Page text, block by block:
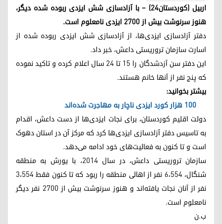
اربیل (کوردستان٢٤) – با آزادسازی شش ایزدی ربوده شده دیگر،
هنوز سرنوشت بیش از ٢٧٠٠ ایزدی نامعلوم است.
دفتر آزادسازی ایزدی‌‌ها، از آزادسازی شش ایزدی ربوده شده از
اسارت سازمان تروریستی داعش، خبر داد.
این دفتر سن آزدشدگان را ١٥ تا ٢٤ سال اعلام کرده و تاکید نموده
که پنج نفر از آنها خانم هستند.
بیشتر بخوانید:
١٠٠ هزار کورد ایزدی ناچار به مهاجرت شده‌اند
دولت اقلیم کوردستان، برای نجات ایزدی‌ها از دست داعش، اقدام
به تاسیس دفتر آزادسازی ایزدی‌ها کرد که مرکز آن در استان دهوک
است و تا کنون به فعالیت‌های خود ادامه می‌دهد.
سازمان تروریستی داعش، در سال ٢٠١٤، با یورش به منطقه
شنگال، ٦،٥٥٤ نفر از اهالی منطقه را ربود که تا کنون فقط ٣،٥٥٤
نفر از آنان نجات یافته‌اند و هنوز سرنوشت بیش از ٢٧٠٠ نفر دیگر
نامعلوم است.
ب.ن